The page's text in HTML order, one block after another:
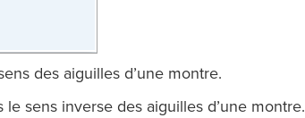
des aiguilles d’une montre.
le sens inverse des aiguilles d’une montre.